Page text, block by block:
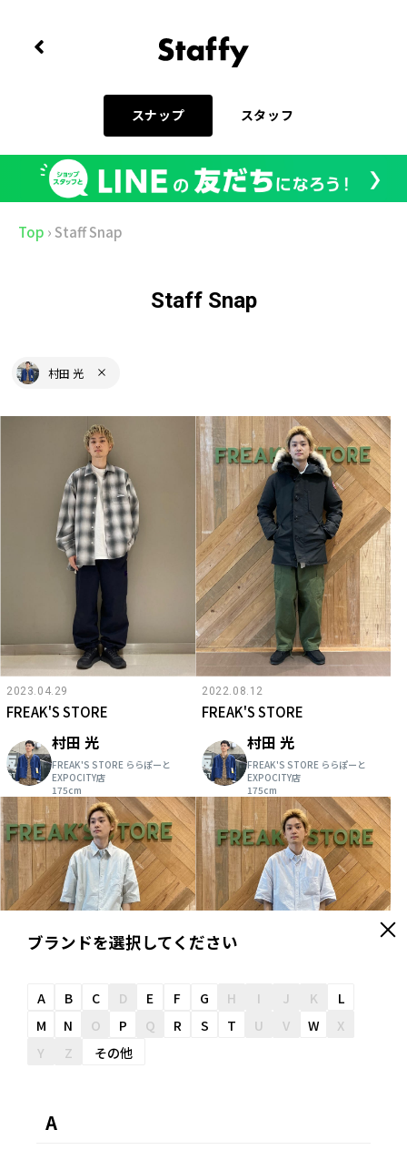
スナップ スタッフ
Top › Staff Snap
Staff Snap
村田 光
2023.04.29
FREAK'S STORE
村田 光
FREAK'S STORE ららぽーと
EXPOCITY店
175cm
2022.08.12
FREAK'S STORE
村田 光
FREAK'S STORE ららぽーと
EXPOCITY店
175cm
村田 光
ブランドを選択してください
A B C D E F G H I J K
L
M
N O P Q R S T U V W
X
Y
Z その他
A